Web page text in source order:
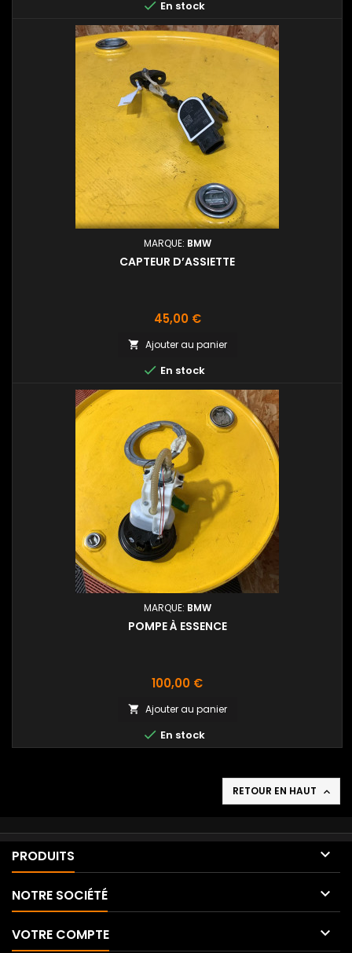
 En stock
MARQUE: BMW
CAPTEUR D’ASSIETTE
Prix
45,00 €
 Ajouter au panier
 En stock
MARQUE: BMW
POMPE À ESSENCE
Prix
100,00 €
 Ajouter au panier
 En stock
RETOUR EN HAUT 
PRODUITS 
NOTRE SOCIÉTÉ 
VOTRE COMPTE 